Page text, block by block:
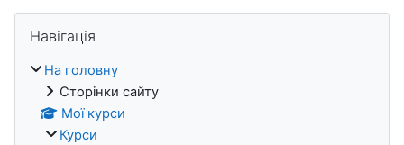
Навігація
На головну
Сторінки сайту
Мої курси
Курси